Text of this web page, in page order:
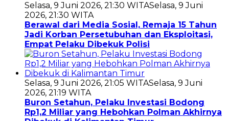
Selasa, 9 Juni 2026, 21:30 WITASelasa, 9 Juni
2026, 21:30 WITA
Berawal dari Media Sosial, Remaja 15 Tahun
Jadi Korban Persetubuhan dan Eksploitasi,
Empat Pelaku Dibekuk Polisi
Selasa, 9 Juni 2026, 21:05 WITASelasa, 9 Juni
2026, 21:19 WITA
Buron Setahun, Pelaku Investasi Bodong
Rp1,2 Miliar yang Hebohkan Polman Akhirnya